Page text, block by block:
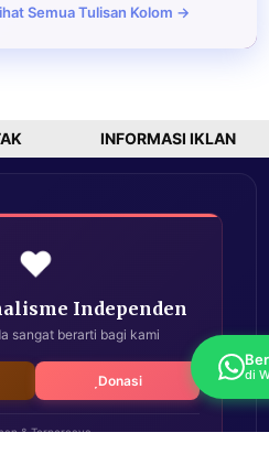
Semua Tulisan Kolom →
INFORMASI IKLAN
❤️
Independen
sangat berarti bagi kami
Donasi
& Terpercaya
di